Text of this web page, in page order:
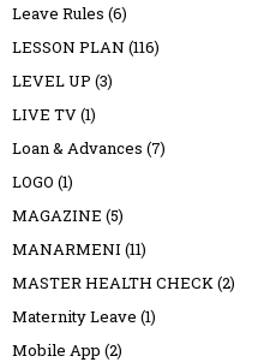
Leave Rules (6)
LESSON PLAN (116)
LEVEL UP (3)
LIVE TV(1)
Loan & Advances (7)
LOGO (1)
MAGAZINE (5)
MANARMENI (11)
MASTER HEALTH CHECK (2)
Maternity Leave (1)
Mobile App (2)